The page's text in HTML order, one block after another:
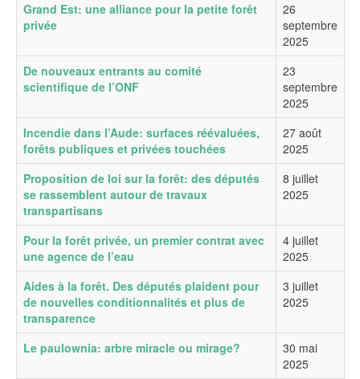
Grand Est: une alliance pour la petite forêt
privée
26
septembre
2025
De nouveaux entrants au comité
scientifique de l’ONF
23
septembre
2025
Incendie dans l’Aude: surfaces réévaluées,
forêts publiques et privées touchées
27 août
2025
Proposition de loi sur la forêt: des députés
se rassemblent autour de travaux
transpartisans
8 juillet
2025
Pour la forêt privée, un premier contrat avec
une agence de l’eau
4 juillet
2025
Aides à la forêt. Des députés plaident pour
de nouvelles conditionnalités et plus de
transparence
3 juillet
2025
Le paulownia: arbre miracle ou mirage?
30 mai
2025